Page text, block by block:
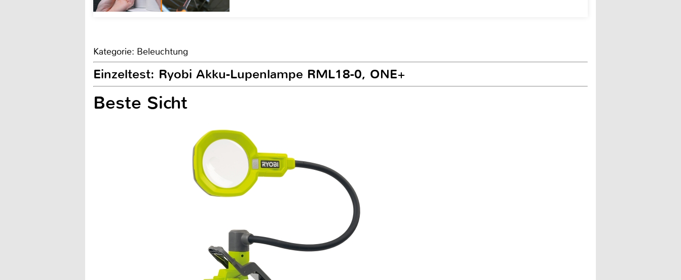
Kategorie: Beleuchtung
Einzeltest: Ryobi Akku-Lupenlampe RML18-0, ONE+
Beste Sicht